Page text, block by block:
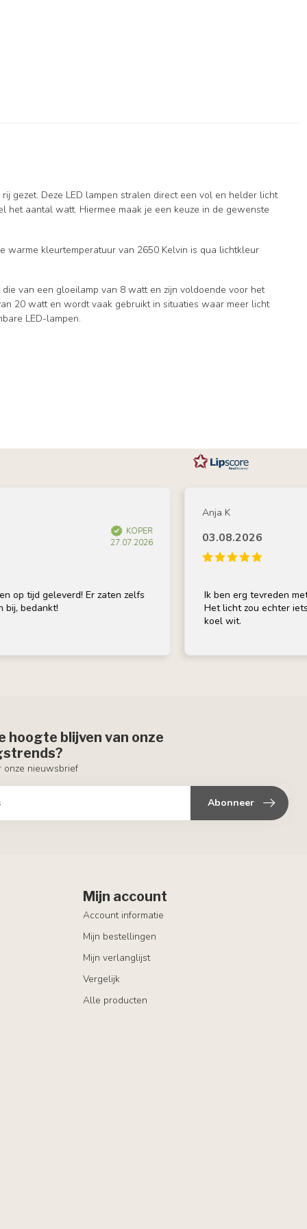
gezet. Deze LED lampen stralen direct een vol en helder licht
het aantal watt. Hiermee maak je een keuze in de gewenste
warme kleurtemperatuur van 2650 Kelvin is qua lichtkleur
van een gloeilamp van 8 watt en zijn voldoende voor het
20 watt en wordt vaak gebruikt in situaties waar meer licht
LED-lampen.
KOPER
27.07.2026
Er zaten zelfs
03.08.2026
Ik ben erg tevreden met de
Het licht zou echter iets
hoogte blijven van onze
onze nieuwsbrief
Abonneer
Mijn account
Account informatie
Mijn bestellingen
Mijn verlanglijst
Vergelijk
Alle producten